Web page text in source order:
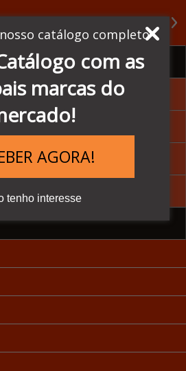
catálogo completo
com as
marcas do
AGORA!
tenho interesse
Lógico